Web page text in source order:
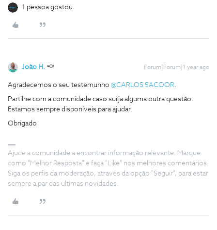
1 pessoa gostou
João H. Forum|Forum|1 year ago
Agradecemos o seu testemunho @CARLOS SACOOR.
Partilhe com a comunidade caso surja alguma outra questão.
Estamos sempre disponíveis para ajudar.
Obrigado
Ajude a comunidade a encontrar informação relevante. Marque
como "Melhor Resposta" e faça "Like" nos melhores comentários.
Siga os perfis da moderação, através da opção "Seguir", para estar
sempre a par das ultimas novidades.